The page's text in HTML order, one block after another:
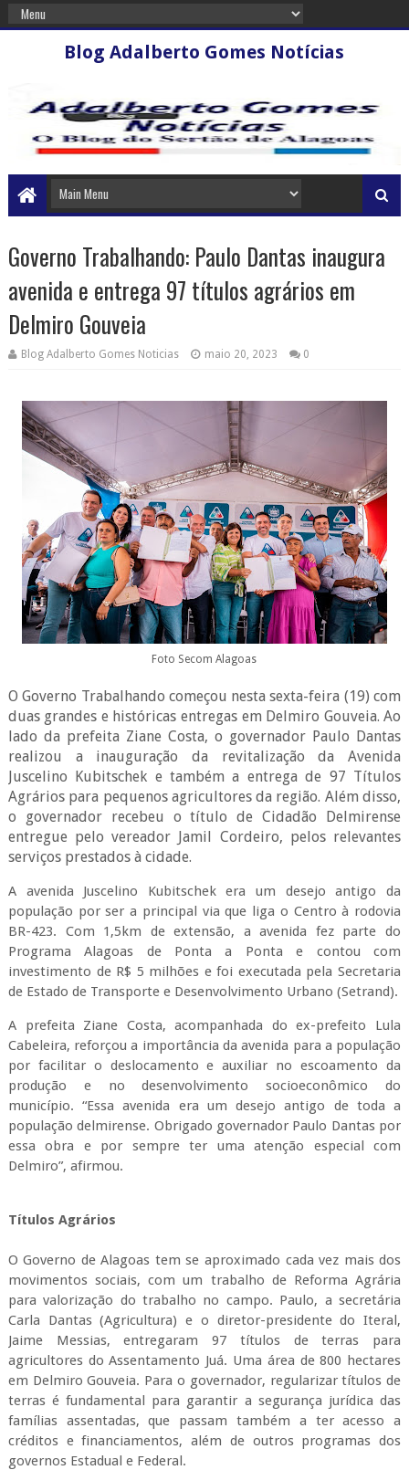
Blog Adalberto Gomes Notícias
Governo Trabalhando: Paulo Dantas inaugura
avenida e entrega 97 títulos agrários em
Delmiro Gouveia
Blog Adalberto Gomes Noticias maio 20, 2023 0
Foto Secom Alagoas
O Governo Trabalhando começou nesta sexta-feira (19) com
duas grandes e históricas entregas em Delmiro Gouveia. Ao
lado da prefeita Ziane Costa, o governador Paulo Dantas
realizou a inauguração da revitalização da Avenida
Juscelino Kubitschek e também a entrega de 97 Títulos
Agrários para pequenos agricultores da região. Além disso,
o governador recebeu o título de Cidadão Delmirense
entregue pelo vereador Jamil Cordeiro, pelos relevantes
serviços prestados à cidade.
A avenida Juscelino Kubitschek era um desejo antigo da
população por ser a principal via que liga o Centro à rodovia
BR-423. Com 1,5km de extensão, a avenida fez parte do
Programa Alagoas de Ponta a Ponta e contou com
investimento de R$ 5 milhões e foi executada pela Secretaria
de Estado de Transporte e Desenvolvimento Urbano (Setrand).
A prefeita Ziane Costa, acompanhada do ex-prefeito Lula
Cabeleira, reforçou a importância da avenida para a população
por facilitar o deslocamento e auxiliar no escoamento da
produção e no desenvolvimento socioeconômico do
município. “Essa avenida era um desejo antigo de toda a
população delmirense. Obrigado governador Paulo Dantas por
essa obra e por sempre ter uma atenção especial com
Delmiro”, afirmou.
Títulos Agrários
O Governo de Alagoas tem se aproximado cada vez mais dos
movimentos sociais, com um trabalho de Reforma Agrária
para valorização do trabalho no campo. Paulo, a secretária
Carla Dantas (Agricultura) e o diretor-presidente do Iteral,
Jaime Messias, entregaram 97 títulos de terras para
agricultores do Assentamento Juá. Uma área de 800 hectares
em Delmiro Gouveia. Para o governador, regularizar títulos de
terras é fundamental para garantir a segurança jurídica das
famílias assentadas, que passam também a ter acesso a
créditos e financiamentos, além de outros programas dos
governos Estadual e Federal.